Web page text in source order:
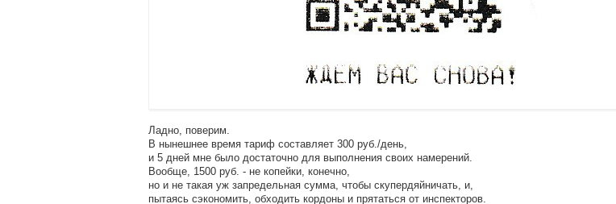
Ладно, поверим.
В нынешнее время тариф составляет 300 руб./день,
и 5 дней мне было достаточно для выполнения своих намерений.
Вообще, 1500 руб. - не копейки, конечно,
но и не такая уж запредельная сумма, чтобы скупердяйничать, и,
пытаясь сэкономить, обходить кордоны и прятаться от инспекторов.